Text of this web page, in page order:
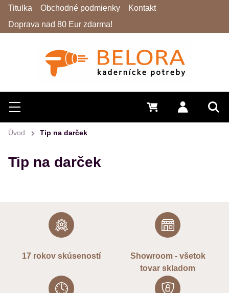
Hľadať
Menu Prihlásiť
0 €
Titulka Obchodné podmienky
Kontakt
Doprava nad 80 Eur zdarma!
Úvod Tip na darček
Tip na darček
17 rokov skúseností
Showroom - všetok
tovar skladom